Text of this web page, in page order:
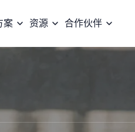
案 资源 合作伙伴